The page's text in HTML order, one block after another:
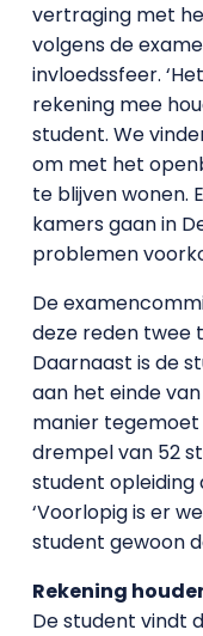
vertraging met
volgens de
invloedssfeer.
rekening mee
student. We
om met het
te blijven wonen.
kamers gaan in
problemen
De
deze reden twee
Daarnaast is de
aan het einde
manier tegemoet
drempel van 52
student opleiding
‘Voorlopig is er
student gewoon
Rekening
De student vindt